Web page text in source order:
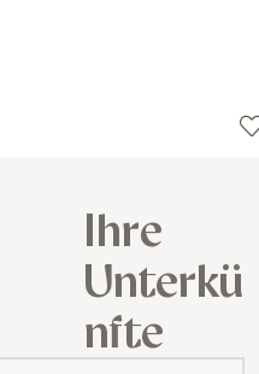
ReiseartenIhre
Unterkü
nfte